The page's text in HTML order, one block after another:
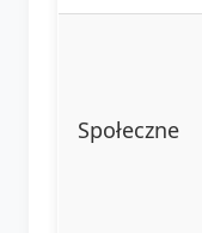
Społeczne